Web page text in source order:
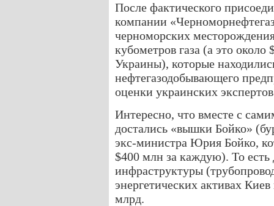
После фактического
компании
черноморских
кубометров газа (а это
Украины), которые
нефтегазодобывающего
оценки украинских
Интересно, что вместе с
достались «вышки Бойко»
экс-министра Юрия Бойко,
$400 млн за каждую). То есть
инфраструктуры
энергетических активах
млрд.